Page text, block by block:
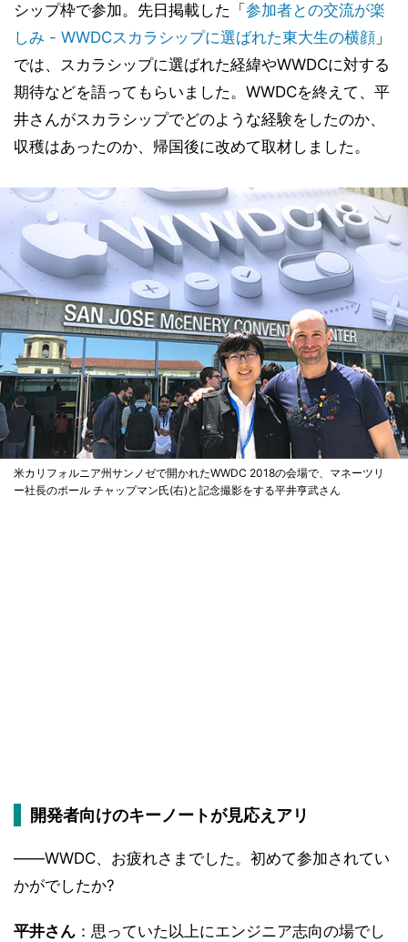
シップ枠で参加。先日掲載した「 参加者との交流が楽
しみ - WWDCスカラシップに選ばれた東大生の横顔 」
では、スカラシップに選ばれた経緯やWWDCに対する
期待などを語ってもらいました。WWDCを終えて、平
井さんがスカラシップでどのような経験をしたのか、
収穫はあったのか、帰国後に改めて取材しました。
米カリフォルニア州サンノゼで開かれたWWDC 2018の会場で、マネーツリ
ー社長のポール チャップマン氏(右)と記念撮影をする平井亨武さん
開発者向けのキーノートが見応えアリ
――WWDC、お疲れさまでした。初めて参加されてい
かがでしたか?
平井さん ：思っていた以上にエンジニア志向の場でし